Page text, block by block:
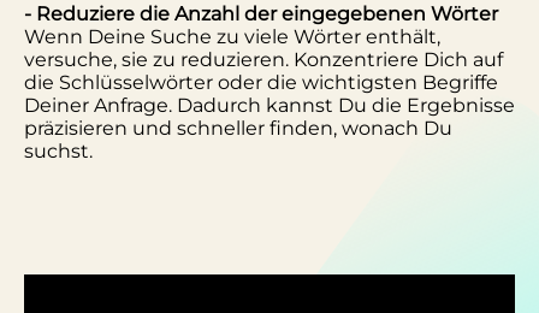
- Reduziere die Anzahl der eingegebenen Wörter
Wenn Deine Suche zu viele Wörter enthält,
versuche, sie zu reduzieren. Konzentriere Dich auf
die Schlüsselwörter oder die wichtigsten Begriffe
Deiner Anfrage. Dadurch kannst Du die Ergebnisse
präzisieren und schneller finden, wonach Du
suchst.